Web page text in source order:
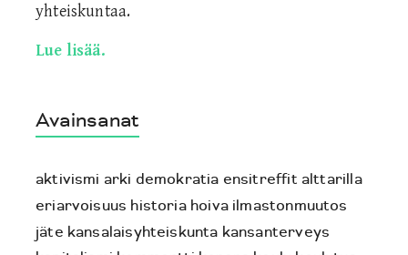
yhteiskuntaa.
Lue lisää.
Avainsanat
aktivismi arki demokratia ensitreffit alttarilla
eriarvoisuus historia hoiva ilmastonmuutos
jäte kansalaisyhteiskunta kansanterveys